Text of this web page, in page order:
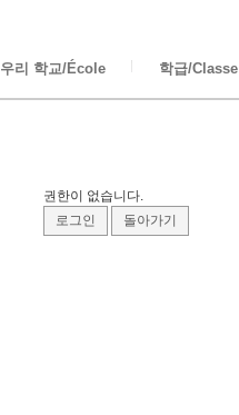
우리 학교/École 학급/Classe
권한이 없습니다.
로그인
돌아가기